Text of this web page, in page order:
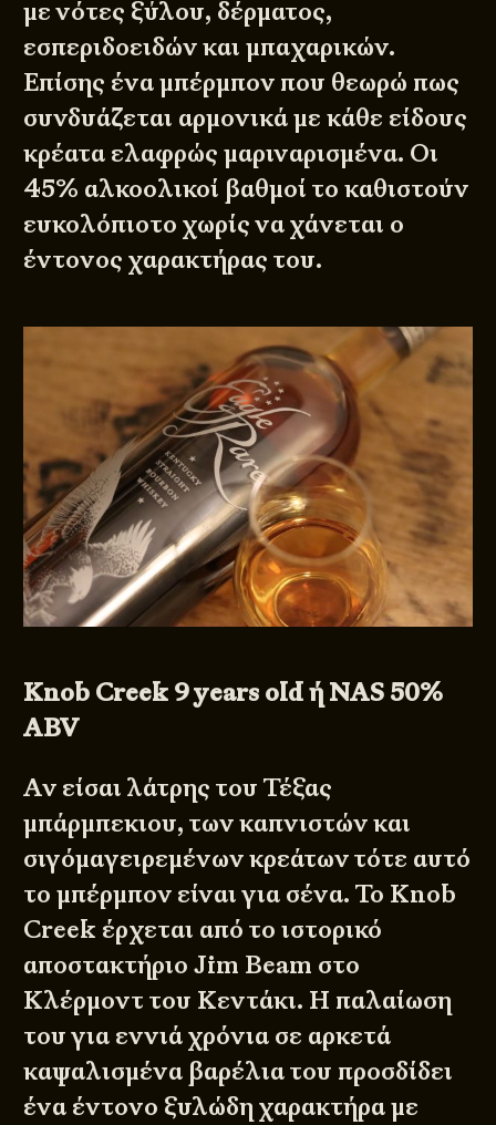
με νότες ξύλου, δέρματος,
εσπεριδοειδών και μπαχαρικών.
Επίσης ένα μπέρμπον που θεωρώ πως
συνδυάζεται αρμονικά με κάθε είδους
κρέατα ελαφρώς μαριναρισμένα. Οι
45% αλκοολικοί βαθμοί το καθιστούν
ευκολόπιοτο χωρίς να χάνεται ο
έντονος χαρακτήρας του.
Knob Creek 9 years old ή NAS 50%
ABV
Αν είσαι λάτρης του Τέξας
μπάρμπεκιου, των καπνιστών και
σιγόμαγειρεμένων κρεάτων τότε αυτό
το μπέρμπον είναι για σένα. Το Knob
Creek έρχεται από το ιστορικό
αποστακτήριο Jim Beam στο
Κλέρμοντ του Κεντάκι. Η παλαίωση
του για εννιά χρόνια σε αρκετά
καψαλισμένα βαρέλια του προσδίδει
ένα έντονο ξυλώδη χαρακτήρα με